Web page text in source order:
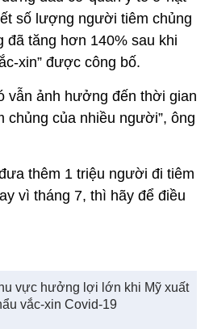
số lượng người tiêm chủng
tăng hơn 140% sau khi
xin” được công bố.
vẫn ảnh hưởng đến thời gian
chủng của nhiều người”, ông
thêm 1 triệu người đi tiêm
vì tháng 7, thì hãy để điều
vực hưởng lợi lớn khi Mỹ xuất
vắc-xin Covid-19